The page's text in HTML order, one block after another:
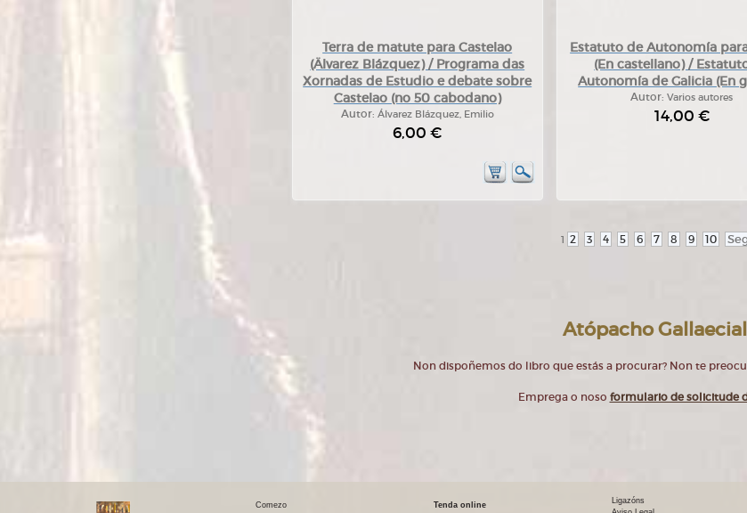
Terra de matute para Castelao
(Älvarez Blázquez) / Programa das
Xornadas de Estudio e debate sobre
Castelao (no 50 cabodano)
Autor: Álvarez Blázquez, Emilio
6,00 €
Estatuto de Autonomía
(En castellano) /
Autonomía de Galicia (En
Autor:Varios autores
14,00 €
1 2 3 4 5 6 7 8 9 10
Atópacho
Non dispoñemos do libro que estás a procurar? Non te
Emprega o noso formulario de solicitude
Comezo Tenda online
Ligazóns